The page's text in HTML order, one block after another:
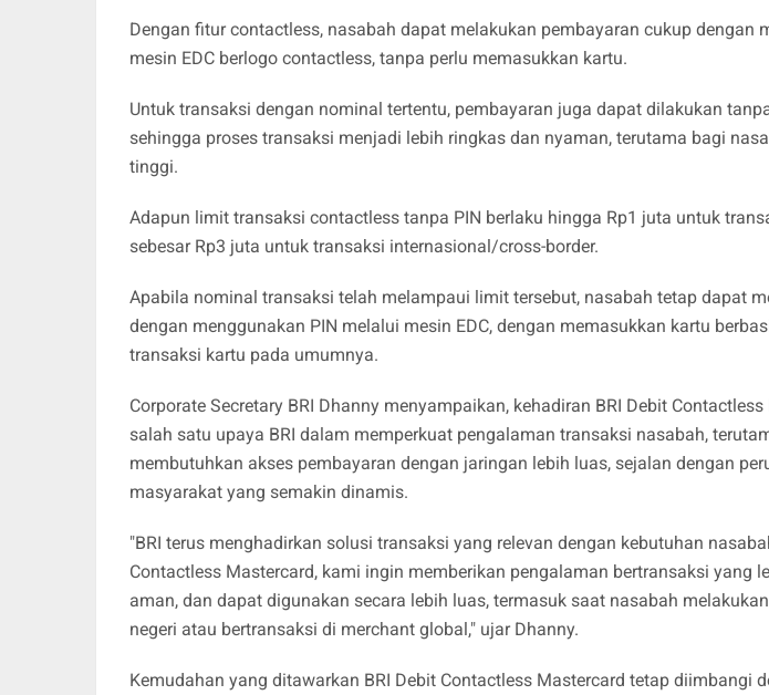
Dengan fitur contactless, nasabah dapat melakukan pembayaran cukup dengan
mesin EDC berlogo contactless, tanpa perlu memasukkan kartu.
Untuk transaksi dengan nominal tertentu, pembayaran juga dapat dilakukan
sehingga proses transaksi menjadi lebih ringkas dan nyaman, terutama bagi
tinggi.
Adapun limit transaksi contactless tanpa PIN berlaku hingga Rp1 juta untuk
sebesar Rp3 juta untuk transaksi internasional/cross-border.
Apabila nominal transaksi telah melampaui limit tersebut, nasabah tetap dapat
dengan menggunakan PIN melalui mesin EDC, dengan memasukkan kartu
transaksi kartu pada umumnya.
Corporate Secretary BRI Dhanny menyampaikan, kehadiran BRI Debit
salah satu upaya BRI dalam memperkuat pengalaman transaksi nasabah,
membutuhkan akses pembayaran dengan jaringan lebih luas, sejalan dengan
masyarakat yang semakin dinamis.
"BRI terus menghadirkan solusi transaksi yang relevan dengan kebutuhan
Contactless Mastercard, kami ingin memberikan pengalaman bertransaksi yang
aman, dan dapat digunakan secara lebih luas, termasuk saat nasabah
negeri atau bertransaksi di merchant global," ujar Dhanny.
Kemudahan yang ditawarkan BRI Debit Contactless Mastercard tetap diimbangi